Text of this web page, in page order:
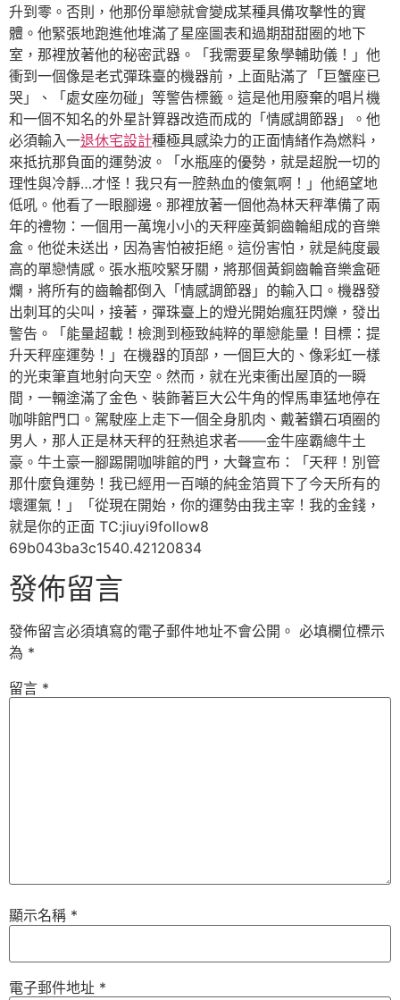
升到零。否則，他那份單戀就會變成某種具備攻擊性的實
體。他緊張地跑進他堆滿了星座圖表和過期甜甜圈的地下
室，那裡放著他的秘密武器。「我需要星象學輔助儀！」他
衝到一個像是老式彈珠臺的機器前，上面貼滿了「巨蟹座已
哭」、「處女座勿碰」等警告標籤。這是他用廢棄的唱片機
和一個不知名的外星計算器改造而成的「情感調節器」。他
必須輸入一退休宅設計種極具感染力的正面情緒作為燃料，
來抵抗那負面的運勢波。「水瓶座的優勢，就是超脫一切的
理性與冷靜…才怪！我只有一腔熱血的傻氣啊！」他絕望地
低吼。他看了一眼腳邊。那裡放著一個他為林天秤準備了兩
年的禮物：一個用一萬塊小小的天秤座黃銅齒輪組成的音樂
盒。他從未送出，因為害怕被拒絕。這份害怕，就是純度最
高的單戀情感。張水瓶咬緊牙關，將那個黃銅齒輪音樂盒砸
爛，將所有的齒輪都倒入「情感調節器」的輸入口。機器發
出刺耳的尖叫，接著，彈珠臺上的燈光開始瘋狂閃爍，發出
警告。「能量超載！檢測到極致純粹的單戀能量！目標：提
升天秤座運勢！」在機器的頂部，一個巨大的、像彩虹一樣
的光束筆直地射向天空。然而，就在光束衝出屋頂的一瞬
間，一輛塗滿了金色、裝飾著巨大公牛角的悍馬車猛地停在
咖啡館門口。駕駛座上走下一個全身肌肉、戴著鑽石項圈的
男人，那人正是林天秤的狂熱追求者——金牛座霸總牛土
豪。牛土豪一腳踢開咖啡館的門，大聲宣布：「天秤！別管
那什麼負運勢！我已經用一百噸的純金箔買下了今天所有的
壞運氣！」「從現在開始，你的運勢由我主宰！我的金錢，
就是你的正面 TC:jiuyi9follow8
69b043ba3c1540.42120834
發佈留言
發佈留言必須填寫的電子郵件地址不會公開。 必填欄位標示
為 *
留言 *
顯示名稱 *
電子郵件地址 *